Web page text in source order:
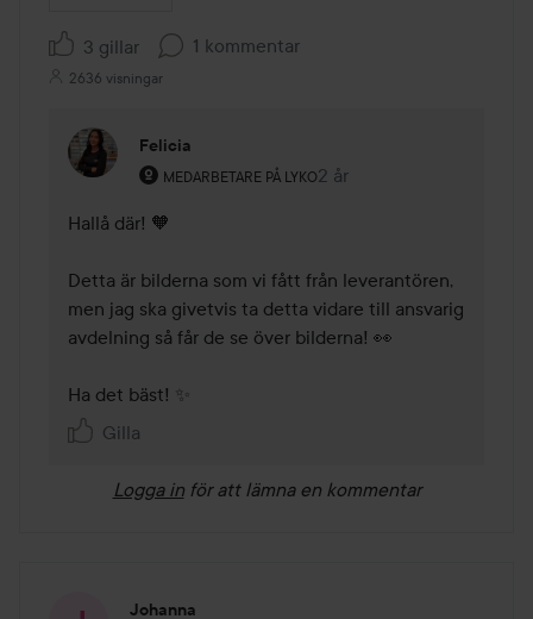
3 gillar 1 kommentar
2636 visningar
Felicia
MEDARBETARE PÅ LYKO
Användarens roll: Medarbetare på Lyko.
2 år
Kommentaren lades 2 år
Hallå där! 🧡
Detta är bilderna som vi fått från leverantören,
men jag ska givetvis ta detta vidare till ansvarig
avdelning så får de se över bilderna! 👀
Ha det bäst! ✨
Gilla
Logga in för att lämna en kommentar
Johanna